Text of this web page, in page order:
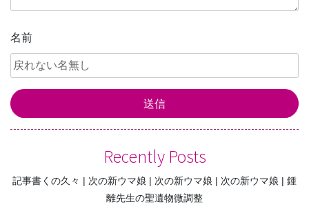
名前
Recently Posts
記事書くの久々 次の新ウマ娘 次の新ウマ娘 次の新ウマ娘
鍾
離先生の聖遺物微調整